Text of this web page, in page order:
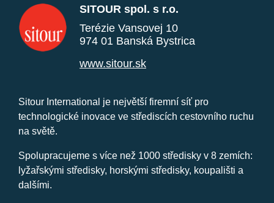
SITOUR spol. s r.o.
Terézie Vansovej 10
974 01 Banská Bystrica
www.sitour.sk
Sitour International je největší firemní síť pro
technologické inovace ve střediscích cestovního ruchu
na světě.
Spolupracujeme s více než 1000 středisky v 8 zemích:
lyžařskými středisky, horskými středisky, koupališti a
dalšími.